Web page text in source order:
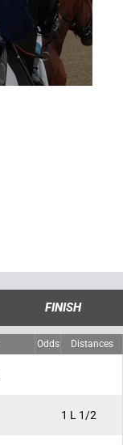
FINISH
Odds Distances
1 L 1/2